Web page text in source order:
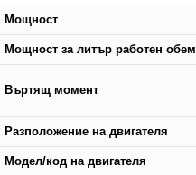
Мощност
Мощност за литър работен обем
Въртящ момент
Разположение на двигателя
Модел/код на двигателя